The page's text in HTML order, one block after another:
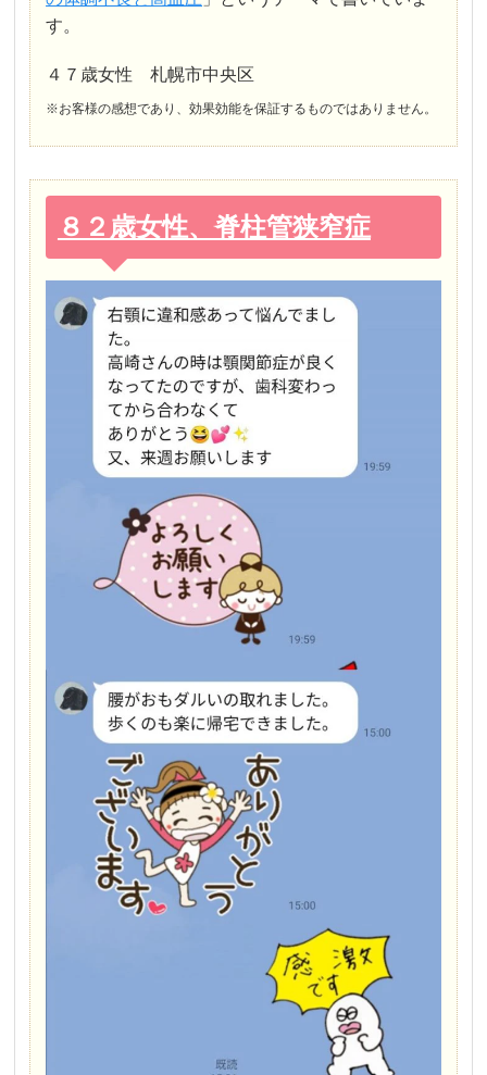
す。
４７歳女性 札幌市中央区
※お客様の感想であり、効果効能を保証するものではありません。
８２歳女性、脊柱管狭窄症